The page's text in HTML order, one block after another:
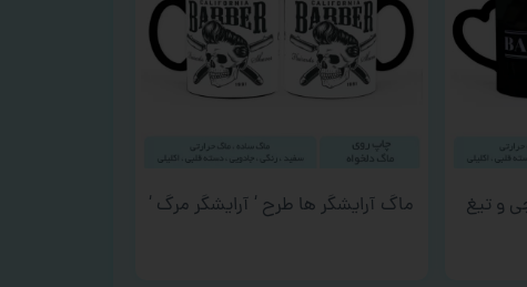
و تیغ ماگ آرایشگر ها طرح ‘ آرایشگر مرگ ‘